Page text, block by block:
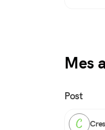
Mes
Post